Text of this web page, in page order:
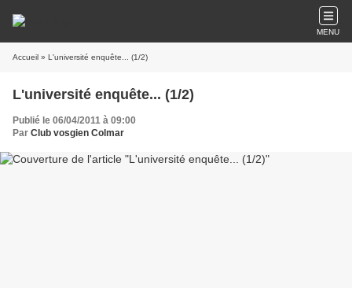
MENU
Accueil » L'université enquête... (1/2)
L'université enquête... (1/2)
Publié le 06/04/2011 à 09:00
Par Club vosgien Colmar